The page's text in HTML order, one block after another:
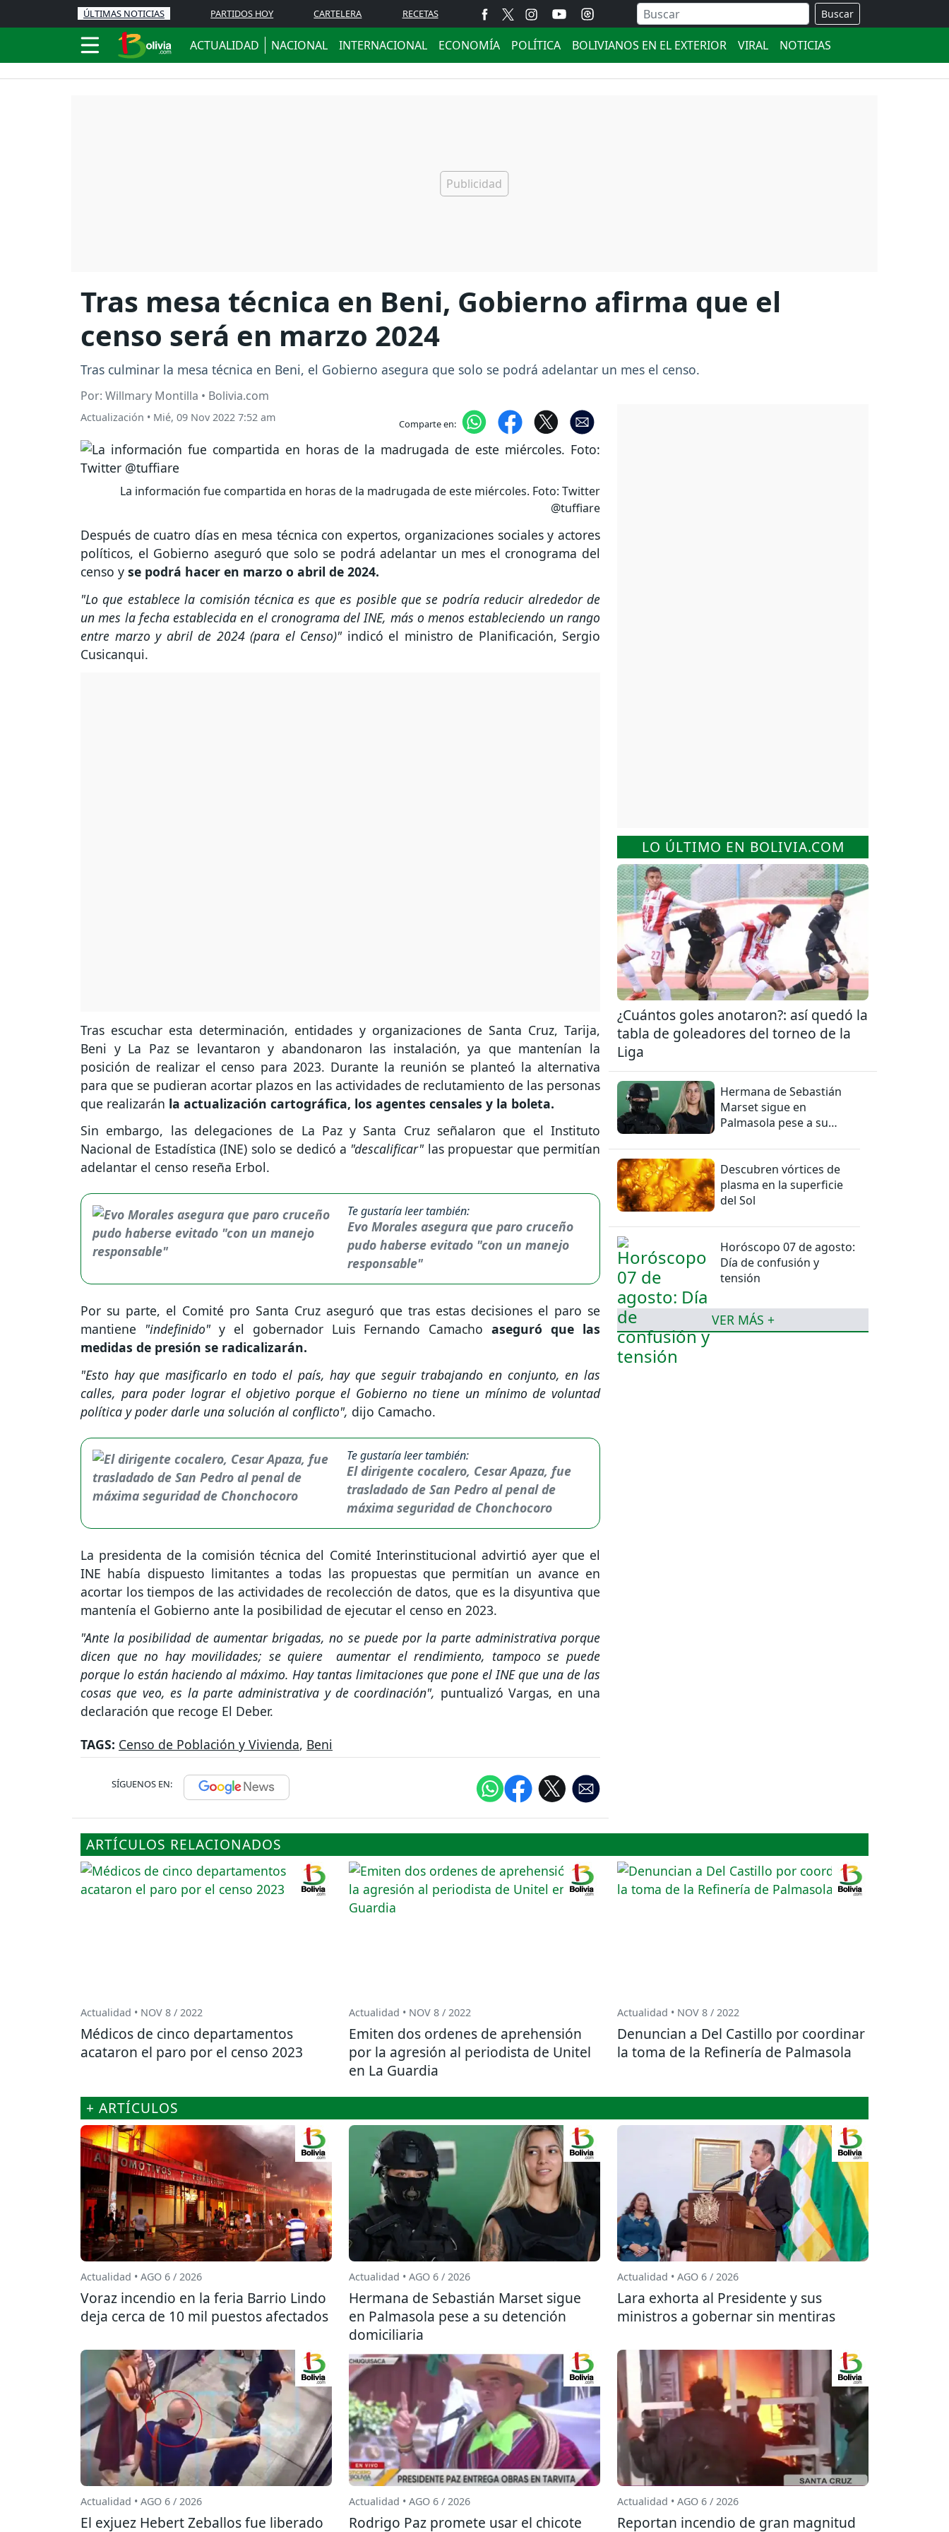
ÚLTIMAS NOTICIAS PARTIDOS HOY CARTELERA RECETAS Buscar
ACTUALIDAD NACIONAL INTERNACIONAL ECONOMÍA POLÍTICA BOLIVIANOS EN EL EXTERIOR VIRAL NOTICIAS
Tras mesa técnica en Beni, Gobierno afirma que el
censo será en marzo 2024
Tras culminar la mesa técnica en Beni, el Gobierno asegura que solo se podrá adelantar un mes el censo.
Por: Willmary Montilla • Bolivia.com
Actualización • Mié, 09 Nov 2022 7:52 am Comparte en:
La información fue compartida en horas de la madrugada de este miércoles. Foto: Twitter
@tuffiare
Después de cuatro días en mesa técnica con expertos, organizaciones sociales y actores
políticos, el Gobierno aseguró que solo se podrá adelantar un mes el cronograma del
censo y se podrá hacer en marzo o abril de 2024.
"Lo que establece la comisión técnica es que es posible que se podría reducir alrededor de
un mes la fecha establecida en el cronograma del INE, más o menos estableciendo un rango
entre marzo y abril de 2024 (para el Censo)" indicó el ministro de Planificación, Sergio
Cusicanqui.
Tras escuchar esta determinación, entidades y organizaciones de Santa Cruz, Tarija,
Beni y La Paz se levantaron y abandonaron las instalación, ya que mantenían la
posición de realizar el censo para 2023. Durante la reunión se planteó la alternativa
para que se pudieran acortar plazos en las actividades de reclutamiento de las personas
que realizarán la actualización cartográfica, los agentes censales y la boleta.
Sin embargo, las delegaciones de La Paz y Santa Cruz señalaron que el Instituto
Nacional de Estadística (INE) solo se dedicó a "descalificar"las propuestar que permitían
adelantar el censo reseña Erbol.
Te gustaría leer también:
Evo Morales asegura que paro cruceño
pudo haberse evitado "con un manejo
responsable"
Por su parte, el Comité pro Santa Cruz aseguró que tras estas decisiones el paro se
mantiene "indefinido" y el gobernador Luis Fernando Camacho aseguró que las
medidas de presión se radicalizarán.
"Esto hay que masificarlo en todo el país, hay que seguir trabajando en conjunto, en las
calles, para poder lograr el objetivo porque el Gobierno no tiene un mínimo de voluntad
política y poder darle una solución al conflicto", dijo Camacho.
Te gustaría leer también:
El dirigente cocalero, Cesar Apaza, fue
trasladado de San Pedro al penal de
máxima seguridad de Chonchocoro
La presidenta de la comisión técnica del Comité Interinstitucional advirtió ayer que el
INE había dispuesto limitantes a todas las propuestas que permitían un avance en
acortar los tiempos de las actividades de recolección de datos, que es la disyuntiva que
mantenía el Gobierno ante la posibilidad de ejecutar el censo en 2023.
"Ante la posibilidad de aumentar brigadas, no se puede por la parte administrativa porque
dicen que no hay movilidades; se quiere aumentar el rendimiento, tampoco se puede
porque lo están haciendo al máximo. Hay tantas limitaciones que pone el INE que una de las
cosas que veo, es la parte administrativa y de coordinación", puntualizó Vargas, en una
declaración que recoge El Deber.
TAGS: Censo de Población y Vivienda, Beni
SÍGUENOS EN:
LO ÚLTIMO EN BOLIVIA.COM
¿Cuántos goles anotaron?: así quedó la
tabla de goleadores del torneo de la
Liga
Hermana de Sebastián
Marset sigue en
Palmasola pese a su
Descubren vórtices de
plasma en la superficie
del Sol
Horóscopo 07 de agosto:
Día de confusión y
tensión
VER MÁS +
ARTÍCULOS RELACIONADOS
Actualidad • NOV 8 / 2022
Médicos de cinco departamentos
acataron el paro por el censo 2023
Actualidad • NOV 8 / 2022
Emiten dos ordenes de aprehensión
por la agresión al periodista de Unitel
en La Guardia
Actualidad • NOV 8 / 2022
Denuncian a Del Castillo por coordinar
la toma de la Refinería de Palmasola
+ ARTÍCULOS
Actualidad • AGO 6 / 2026
Voraz incendio en la feria Barrio Lindo
deja cerca de 10 mil puestos afectados
Actualidad • AGO 6 / 2026
Hermana de Sebastián Marset sigue
en Palmasola pese a su detención
domiciliaria
Actualidad • AGO 6 / 2026
Lara exhorta al Presidente y sus
ministros a gobernar sin mentiras
Actualidad • AGO 6 / 2026
El exjuez Hebert Zeballos fue liberado
Actualidad • AGO 6 / 2026
Rodrigo Paz promete usar el chicote
Actualidad • AGO 6 / 2026
Reportan incendio de gran magnitud